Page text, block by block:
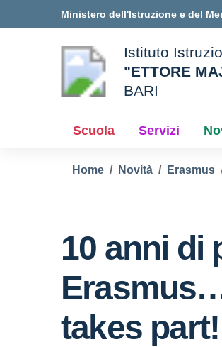
Ministero dell'Istruzione e del
scuola
Istituto
"ETTORE
BARI
Scuola Servizi
Home Novità Erasmus
10 anni di
takes part!